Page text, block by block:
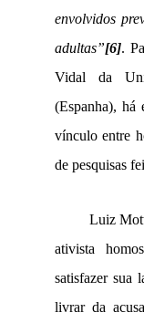
envolvidos
adultas”[6].
Vidal da
(Espanha), há
vínculo entre
de pesquisas
Luiz
ativista
satisfazer sua
livrar da